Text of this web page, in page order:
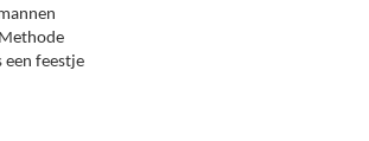
een feestje